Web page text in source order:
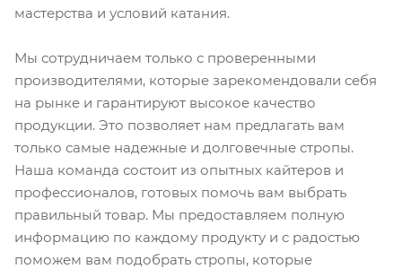
мастерства и условий катания.
Мы сотрудничаем только с проверенными
производителями, которые зарекомендовали себя
на рынке и гарантируют высокое качество
продукции. Это позволяет нам предлагать вам
только самые надежные и долговечные стропы.
Наша команда состоит из опытных кайтеров и
профессионалов, готовых помочь вам выбрать
правильный товар. Мы предоставляем полную
информацию по каждому продукту и с радостью
поможем вам подобрать стропы, которые